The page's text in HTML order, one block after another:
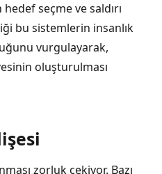
seçme ve saldırı
bu sistemlerin insanlık
vurgulayarak,
oluşturulması
zorluk çekiyor. Bazı